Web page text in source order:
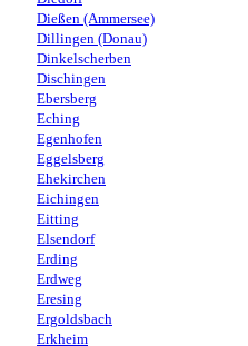
Dießen (Ammersee)
Dillingen (Donau)
Dinkelscherben
Dischingen
Ebersberg
Eching
Egenhofen
Eggelsberg
Ehekirchen
Eichingen
Eitting
Elsendorf
Erding
Erdweg
Eresing
Ergoldsbach
Erkheim